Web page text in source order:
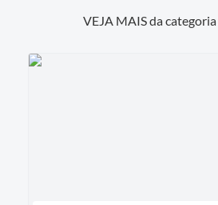
VEJA MAIS da categoria